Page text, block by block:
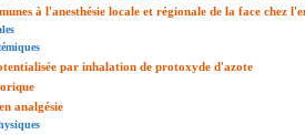
à l'anesthésie locale et régionale de la face chez
par inhalation de protoxyde d'azote
analgésie